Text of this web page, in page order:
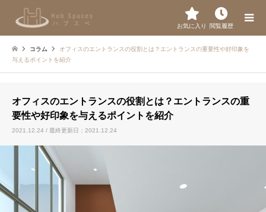
お気に入り 閲覧履歴
コラム
オフィスのエントランスの役割とは？エントランスの重要性や好印象を
与えるポイントを紹介
オフィスのエントランスの役割とは？エントランスの重
要性や好印象を与えるポイントを紹介
2021.12.24 / 最終更新日：2021.12.24